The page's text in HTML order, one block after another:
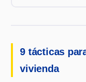
9 tácticas
vivienda